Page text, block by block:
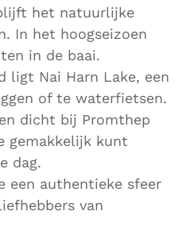
het natuurlijke
In het hoogseizoen
in de baai.
ligt Nai Harn Lake, een
of te waterfietsen.
dicht bij Promthep
gemakkelijk kunt
dag.
een authentieke sfeer
van